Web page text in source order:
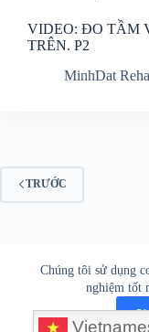
Chúng tôi sử dụng
nghiệm tốt
VIDEO: ĐO TẦM
TRÊN. P2
MinhDat
TRƯỚC
Lời ngỏ